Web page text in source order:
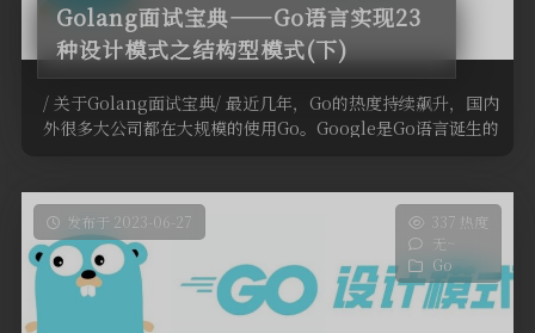
Golang面试宝典——Go语言实现23
种设计模式之结构型模式(下)
/ 关于Golang面试宝典/ 最近几年，Go的热度持续飙升，国内
外很多大公司都在大规模的使用Go。Google是Go语言诞生的
发布于 2023-06-27
337 热度
无~
Go